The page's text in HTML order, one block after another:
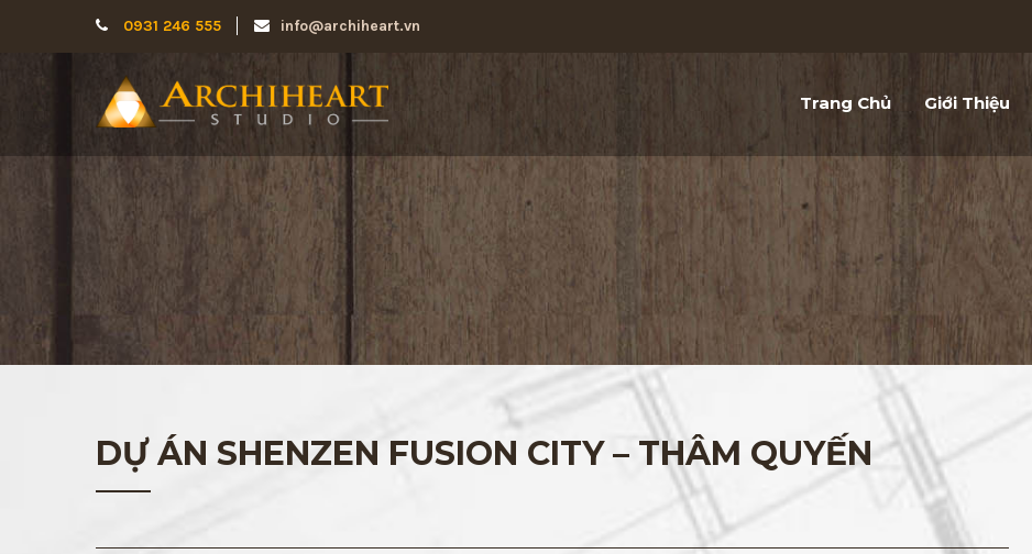
0931 246 555 info@archiheart.vn
Trang Chủ Giới Thiệu
DỰ ÁN SHENZEN FUSION CITY – THÂM QUYẾN